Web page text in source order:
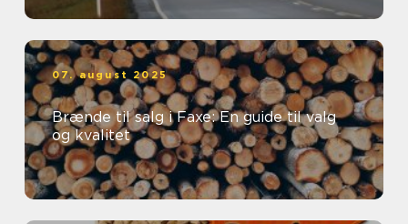
07. august 2025
Brænde til salg i Faxe: En guide til valg
og kvalitet